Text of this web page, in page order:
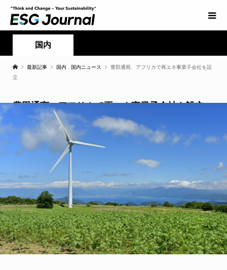
国内
最新記事 国内 国内ニュース
豊田通商、アフリカで再エネ事業子会社を設
立
豊田通商、アフリカで再エネ事業子会社を設立